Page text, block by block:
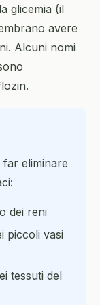
glicemia (il
avere
Alcuni nomi
far eliminare
dei reni
piccoli vasi
tessuti del